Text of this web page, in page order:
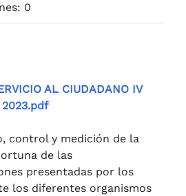
0
AL CIUDADANO IV
2023.pdf
control y medición de la
de las
presentadas por los
los diferentes organismos